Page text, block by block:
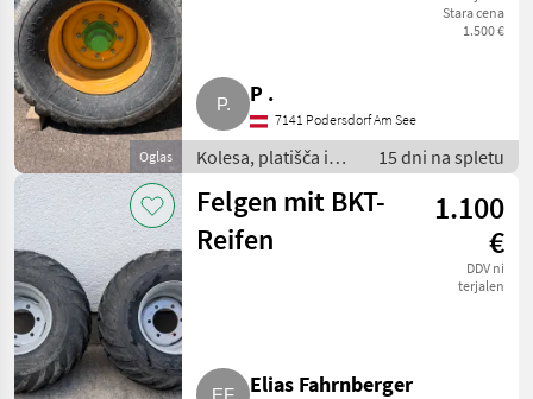
Oglas
Stara cena
1.500 €
P .
7141 Podersdorf Am See
Kolesa, platišča in
pnevmatike /
Pnevmatika za
priklopnik
15 dni na spletu
Felgen mit BKT-
Reifen
1.100
€
DDV ni
terjalen
Elias Fahrnberger